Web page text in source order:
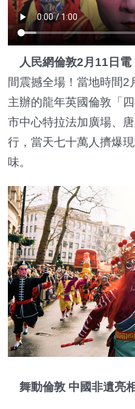
人民網倫敦2月11日電
間震撼全場！當地時間2
主辦的龍年英國倫敦「
市中心特拉法加廣場、
行，當天七十萬人擠爆
味。
舞動倫敦 中國非遺亮